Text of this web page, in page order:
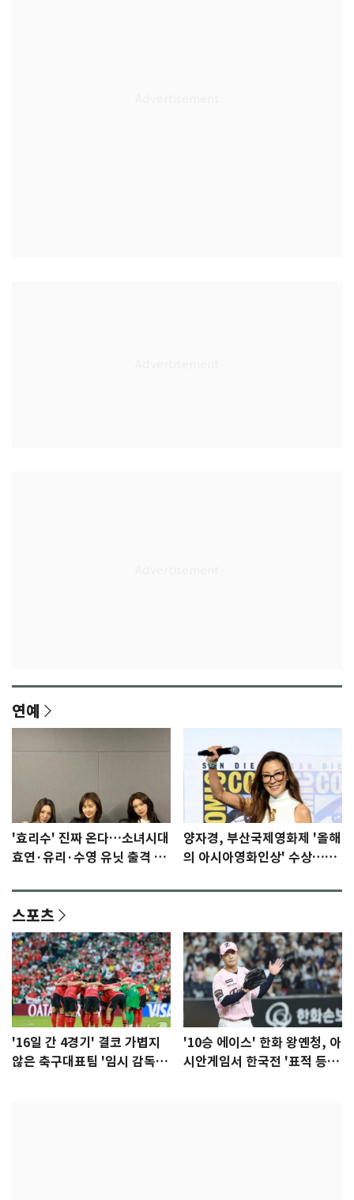
연예
'효리수' 진짜 온다…소녀시대
효연·유리·수영 유닛 출격 [N
양자경, 부산국제영화제 '올해
의 아시아영화인상' 수상…15
스포츠
'16일 간 4경기' 결코 가볍지
않은 축구대표팀 '임시 감독'
'10승 에이스' 한화 왕옌청, 아
시안게임서 한국전 '표적 등